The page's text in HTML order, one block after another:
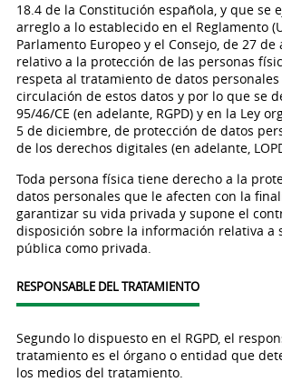
18.4 de la Constitución española, y que se
arreglo a lo establecido en el Reglamento
Parlamento Europeo y el Consejo, de 27
relativo a la protección de las personas
respeta al tratamiento de datos
circulación de estos datos y por lo que se
95/46/CE (en adelante, RGPD) y en la Ley
5 de diciembre, de protección de datos
de los derechos digitales (en adelante,
Toda persona física tiene derecho a la
datos personales que le afecten con la
garantizar su vida privada y supone el
disposición sobre la información relativa a
pública como privada.
RESPONSABLE DEL TRATAMIENTO
Segundo lo dispuesto en el RGPD, el
tratamiento es el órgano o entidad que
los medios del tratamiento.